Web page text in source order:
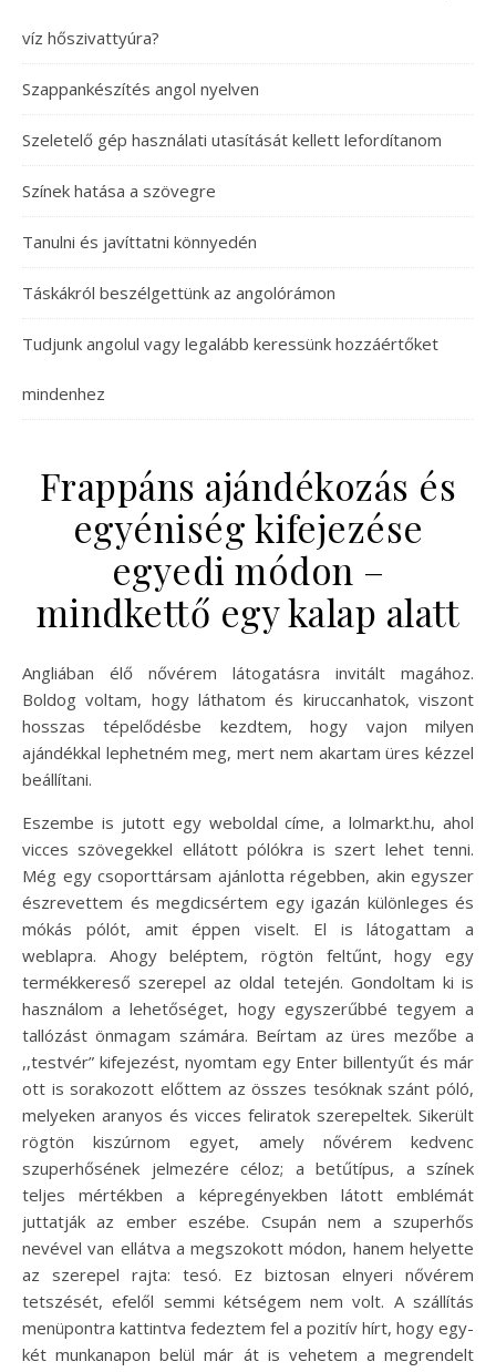
víz hőszivattyúra?
Szappankészítés angol nyelven
Szeletelő gép használati utasítását kellett lefordítanom
Színek hatása a szövegre
Tanulni és javíttatni könnyedén
Táskákról beszélgettünk az angolórámon
Tudjunk angolul vagy legalább keressünk hozzáértőket
mindenhez
Frappáns ajándékozás és
egyéniség kifejezése
egyedi módon –
mindkettő egy kalap alatt
Angliában élő nővérem látogatásra invitált magához.
Boldog voltam, hogy láthatom és kiruccanhatok, viszont
hosszas tépelődésbe kezdtem, hogy vajon milyen
ajándékkal lephetném meg, mert nem akartam üres kézzel
beállítani.
Eszembe is jutott egy weboldal címe, a lolmarkt.hu, ahol
vicces szövegekkel ellátott pólókra is szert lehet tenni.
Még egy csoporttársam ajánlotta régebben, akin egyszer
észrevettem és megdicsértem egy igazán különleges és
mókás pólót, amit éppen viselt. El is látogattam a
weblapra. Ahogy beléptem, rögtön feltűnt, hogy egy
termékkereső szerepel az oldal tetején. Gondoltam ki is
használom a lehetőséget, hogy egyszerűbbé tegyem a
tallózást önmagam számára. Beírtam az üres mezőbe a
,,testvér” kifejezést, nyomtam egy Enter billentyűt és már
ott is sorakozott előttem az összes tesóknak szánt póló,
melyeken aranyos és vicces feliratok szerepeltek. Sikerült
rögtön kiszúrnom egyet, amely nővérem kedvenc
szuperhősének jelmezére céloz; a betűtípus, a színek
teljes mértékben a képregényekben látott emblémát
juttatják az ember eszébe. Csupán nem a szuperhős
nevével van ellátva a megszokott módon, hanem helyette
az szerepel rajta: tesó. Ez biztosan elnyeri nővérem
tetszését, efelől semmi kétségem nem volt. A szállítás
menüpontra kattintva fedeztem fel a pozitív hírt, hogy egy-
két munkanapon belül már át is vehetem a megrendelt